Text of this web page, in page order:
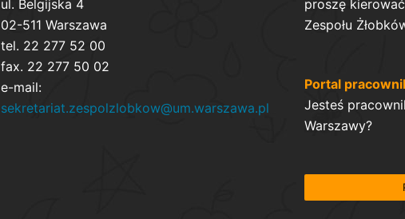
ul. Belgijska 4
02-511 Warszawa
tel. 22 277 52 00
fax. 22 277 50 02
e-mail:
sekretariat.zespolzlobkow@um.warszawa.pl
proszę
Zespołu
Portal
Jesteś
Warszawy?